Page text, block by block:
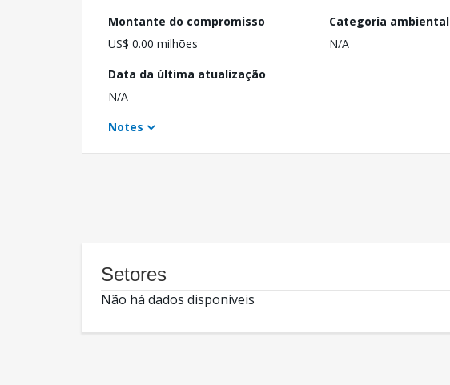
Montante do compromisso
US$ 0.00 milhões
Categoria ambiental
N/A
Data da última atualização
N/A
Notes
Setores
Não há dados disponíveis